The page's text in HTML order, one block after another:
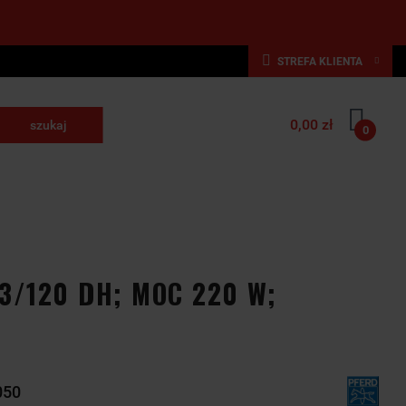
STREFA KLIENTA
Zarejestruj się
0,00 zł 0
3/120 DH; MOC 220 W;